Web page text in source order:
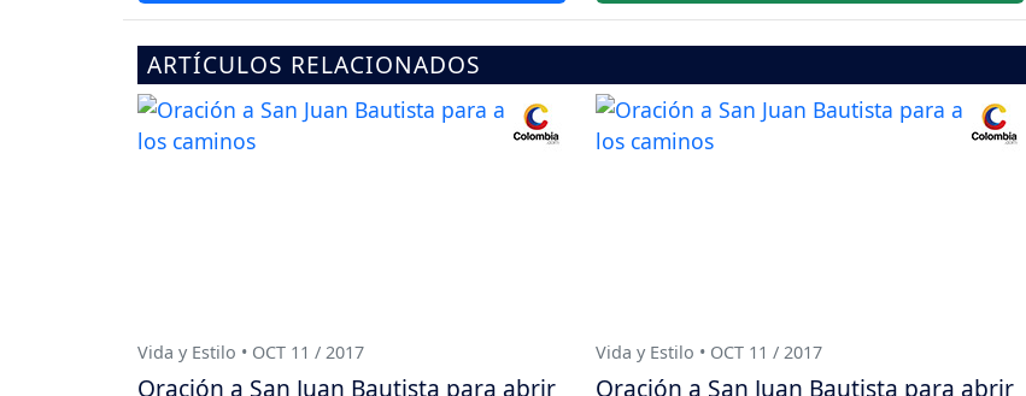
ARTÍCULOS RELACIONADOS
Vida y Estilo • OCT 11 / 2017
Oración a San Juan Bautista para abrir
Vida y Estilo • OCT 11 / 2017
Oración a San Juan Bautista para abrir